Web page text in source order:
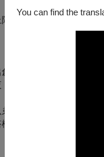
You can find the
頂替塞時間
作靈感來自於【表演工
我們說相聲》
、HoldChill猴糗、團長
黃士偉老師加入演出行